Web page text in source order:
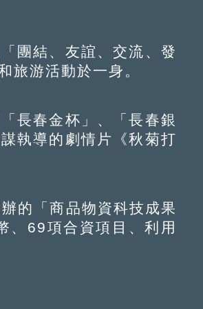
團結、友誼、交流、發
旅游活動於一身。
長春金杯」、「長春銀
執導的劇情片《秋菊打
的「商品物資科技成果
、69項合資項目、利用